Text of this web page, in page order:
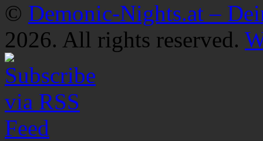
© Demonic-Nights.at –
2026. All rights reserved.